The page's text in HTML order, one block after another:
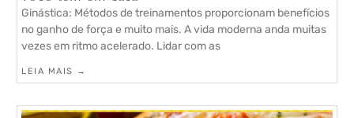
Ginástica: Métodos de treinamentos proporcionam benefícios
no ganho de força e muito mais. A vida moderna anda muitas
vezes em ritmo acelerado. Lidar com as
LEIA MAIS →